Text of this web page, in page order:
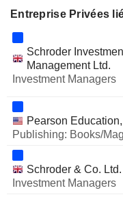
MORGAN
COMPAGNIE
D'ENTREPRISES
SIPEF
HYORC
CORPORATION
BIOVENTIX PLC
Entreprise Privées
Schroder
Management Ltd.
Investment Managers
Pearson
Publishing: Books/
Schroder & Co. Ltd.
Investment Managers